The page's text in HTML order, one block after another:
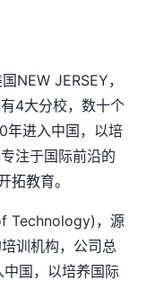
JERSEY，
4大分校，数十个
年进入中国，以培
注于国际前沿的
拓教育。
，源
训机构，公司总
国，以培养国际